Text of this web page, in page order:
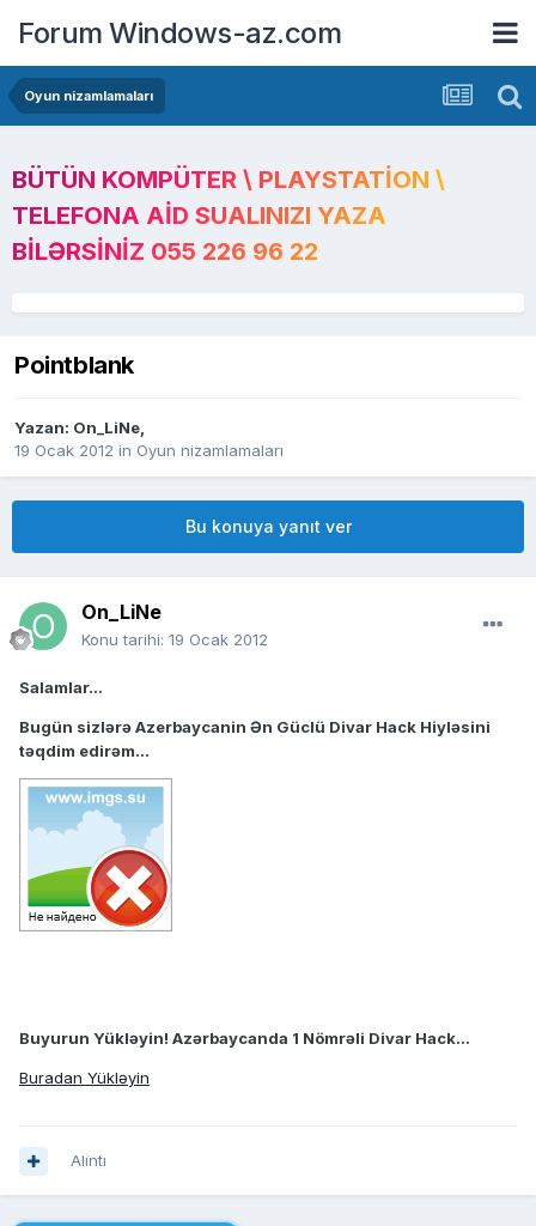
Forum Windows-az.com
Oyun nizamlamaları
BÜTÜN KOMPÜTER \ PLAYSTATION \
TELEFONA AID SUALINIZI YAZA
BILƏRSINIZ 055 226 96 22
Pointblank
Yazan: On_LiNe,
19 Ocak 2012 in Oyun nizamlamaları
Bu konuya yanıt ver
On_LiNe
Konu tarihi: 19 Ocak 2012
Salamlar...
Bugün sizlərə Azerbaycanin Ən Güclü Divar Hack Hiyləsini
təqdim edirəm...
Buyurun Yükləyin! Azərbaycanda 1 Nömrəli Divar Hack...
Buradan Yükləyin
Alıntı